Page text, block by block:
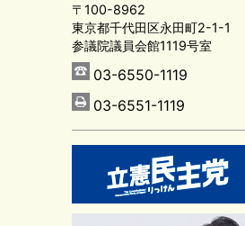
〒100-8962
東京都千代田区永田町2-1-1
参議院議員会館1119号室
03-6550-1119
03-6551-1119